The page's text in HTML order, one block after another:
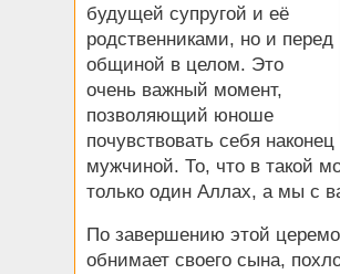
будущей супругой и её
родственниками, но и перед
общиной в целом. Это
очень важный момент,
позволяющий юноше
почувствовать себя наконец
мужчиной. То, что в такой
только один Аллах, а мы с
По завершению этой
обнимает своего сына,